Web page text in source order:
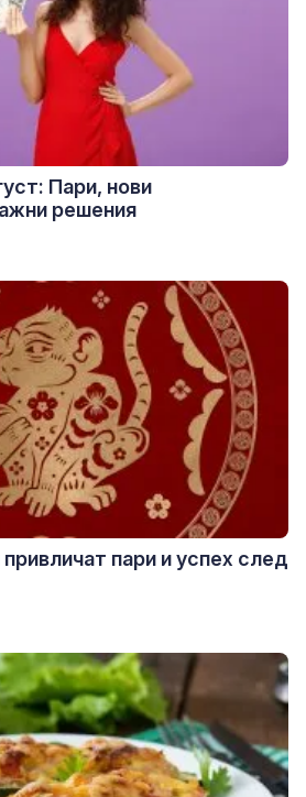
Пари, нови
решения
пари и успех след